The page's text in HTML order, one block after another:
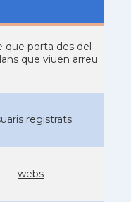
que porta des del
que viuen arreu
registrats
webs